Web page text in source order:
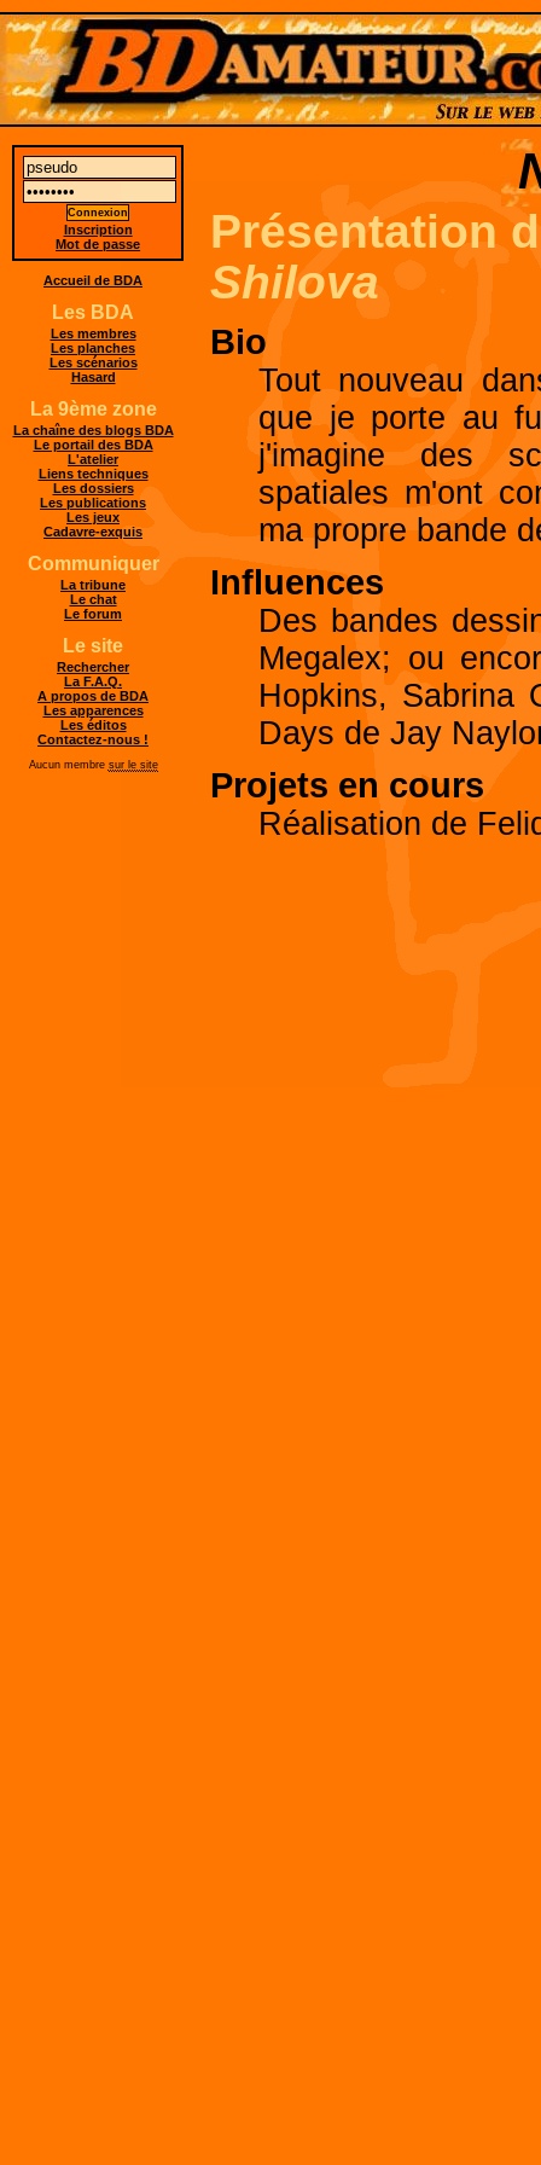
Présentation
Shilova
Bio
Tout nouveau
que je porte au
j'imagine des
spatiales m'ont
ma propre bande
Influences
Des bandes
Megalex; ou
Hopkins, Sabrina
Days de Jay
Projets en cours
Réalisation de
Inscription
Mot de passe
Accueil de BDA
Les BDA
Les membres
Les planches
Les scénarios
Hasard
La 9ème zone
La chaîne des blogs BDA
Le portail des BDA
L'atelier
Liens techniques
Les dossiers
Les publications
Les jeux
Cadavre-exquis
Communiquer
La tribune
Le chat
Le forum
Le site
Rechercher
La F.A.Q.
A propos de BDA
Les apparences
Les éditos
Contactez-nous !
Aucun membre sur le site